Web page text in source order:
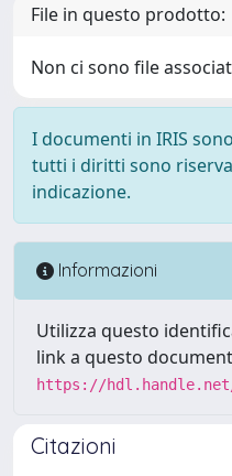
File in questo prodotto:
Non ci sono file
I documenti in IRIS
tutti i diritti sono
indicazione.
Informazioni
Utilizza questo
link a questo
https://hdl.handle.net/
Citazioni